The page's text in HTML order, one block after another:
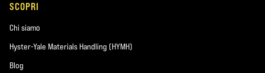
SCOPRI
Chi siamo
Hyster-Yale Materials Handling (HYMH)
Blog